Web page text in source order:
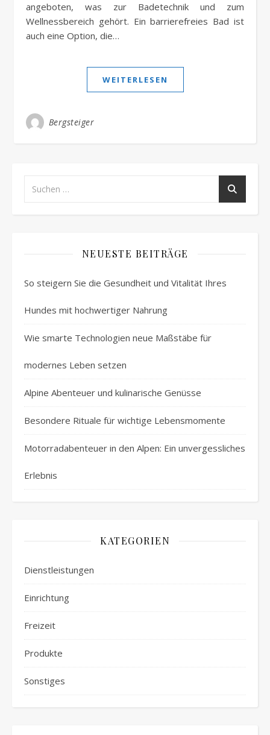
angeboten, was zur Badetechnik und zum
Wellnessbereich gehört. Ein barrierefreies Bad ist
auch eine Option, die…
WEITERLESEN
Bergsteiger
NEUESTE BEITRÄGE
So steigern Sie die Gesundheit und Vitalität Ihres
Hundes mit hochwertiger Nahrung
Wie smarte Technologien neue Maßstäbe für
modernes Leben setzen
Alpine Abenteuer und kulinarische Genüsse
Besondere Rituale für wichtige Lebensmomente
Motorradabenteuer in den Alpen: Ein unvergessliches
Erlebnis
KATEGORIEN
Dienstleistungen
Einrichtung
Freizeit
Produkte
Sonstiges